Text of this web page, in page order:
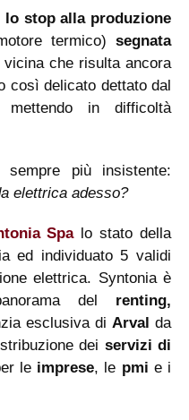
lo stop alla produzione
termico)segnata
che risulta ancora
così delicato dettato dal
in difficoltà
più insistente:
elettrica adesso?
Spalo stato della
ed individuato 5 validi
elettrica. Syntonia è
del renting,
esclusiva di Arval da
dei servizi di
le imprese, le pmi e i